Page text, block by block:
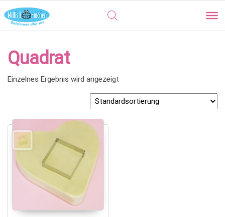
Quadrat
Einzelnes Ergebnis wird angezeigt